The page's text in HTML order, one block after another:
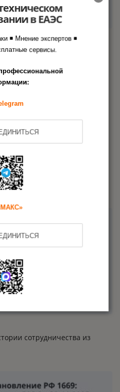
к онлайн-
в 2026 году
сотрудничества из
в ЕАЭС
◾ Мнение экспертов ◾
сервисы.